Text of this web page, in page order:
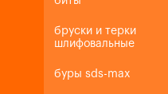
бруски и терки
шлифовальные
буры sds-max